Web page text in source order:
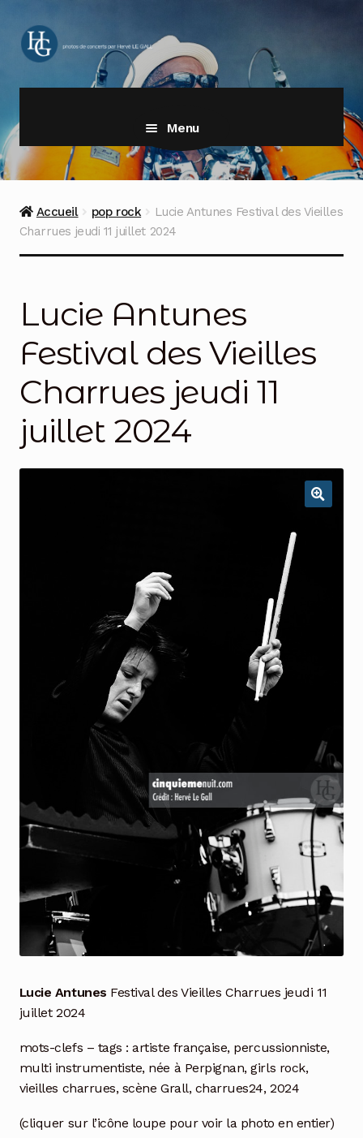
à
la
au
contenu
Menu
Accueil pop rock
Lucie Antunes Festival des Vieilles
Charrues jeudi 11 juillet 2024
Lucie Antunes
Festival des Vieilles
Charrues jeudi 11
juillet 2024
Lucie Antunes Festival des Vieilles Charrues jeudi 11
juillet 2024
mots-clefs – tags : artiste française, percussionniste,
multi instrumentiste, née à Perpignan, girls rock,
vieilles charrues, scène Grall, charrues24, 2024
(cliquer sur l’icône loupe pour voir la photo en entier)